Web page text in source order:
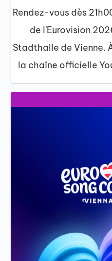
Rendez-vous dès
de l'Eurovision
Stadthalle de Vienne.
la chaîne officielle